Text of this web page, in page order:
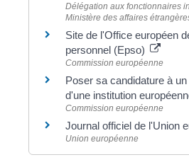
Délégation aux fonctionnaires
Ministère des affaires
Site de l'Office européen
personnel (Epso)
Commission européenne
Poser sa candidature à
d'une institution
Commission européenne
Journal officiel de l'Union
Union européenne